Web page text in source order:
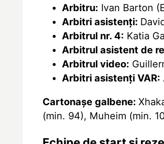
Arbitru: Ivan Barton
Arbitri asistenți:
Arbitrul nr. 4: Katia
Arbitrul asistent de
Arbitrul video:
Arbitri asistenți VAR:
Cartonașe galbene:
(min. 94), Muheim (min.